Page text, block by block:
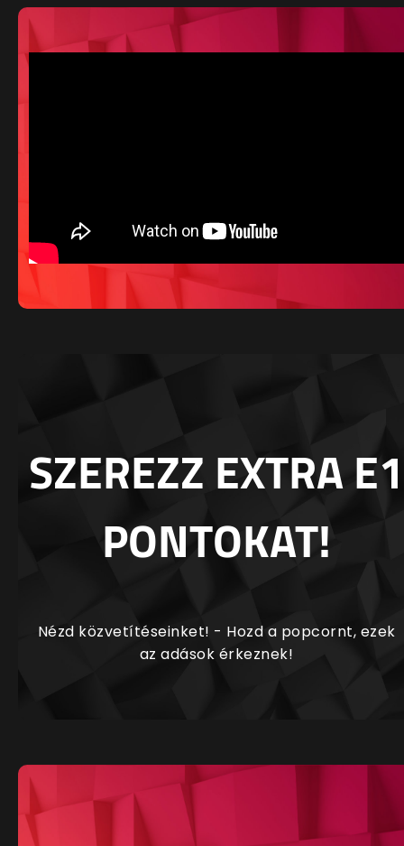
SZEREZZ EXTRA E1
PONTOKAT!
Nézd közvetítéseinket! - Hozd a popcornt, ezek
az adások érkeznek!